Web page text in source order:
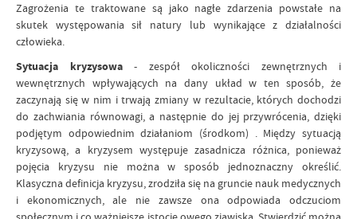
Zagrożenia te traktowane są jako nagłe zdarzenia powstałe na
skutek występowania sił natury lub wynikające z działalności
człowieka.
Sytuacja kryzysowa- zespół okoliczności zewnętrznych i
wewnętrznych wpływających na dany układ w ten sposób, że
zaczynają się w nim i trwają zmiany w rezultacie, których dochodzi
do zachwiania równowagi, a następnie do jej przywrócenia, dzięki
podjętym odpowiednim działaniom (środkom) . Między sytuacją
kryzysową, a kryzysem występuje zasadnicza różnica, ponieważ
pojęcia kryzysu nie można w sposób jednoznaczny określić.
Klasyczna definicja kryzysu, zrodziła się na gruncie nauk medycznych
i ekonomicznych, ale nie zawsze ona odpowiada odczuciom